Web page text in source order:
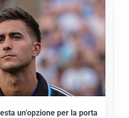
un’opzione per la porta